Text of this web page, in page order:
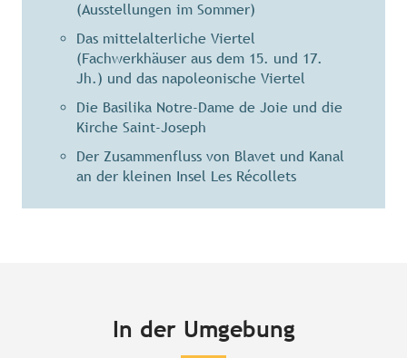
(Ausstellungen im Sommer)
Das mittelalterliche Viertel
(Fachwerkhäuser aus dem 15. und 17.
Jh.) und das napoleonische Viertel
Die Basilika Notre-Dame de Joie und die
Kirche Saint-Joseph
Der Zusammenfluss von Blavet und Kanal
an der kleinen Insel Les Récollets
Die Altstadt
In der Umgebung